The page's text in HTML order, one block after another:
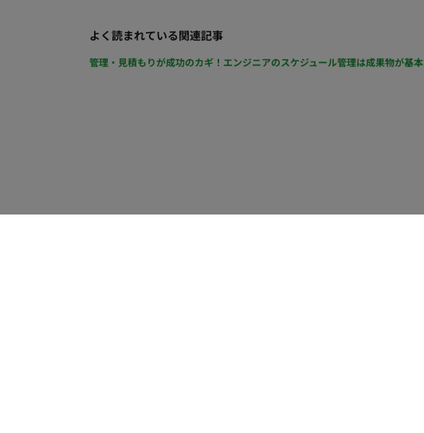
よく読まれている関連記事
管理・見積もりが成功のカギ！エンジニアのスケジュール管理は成果物が基本